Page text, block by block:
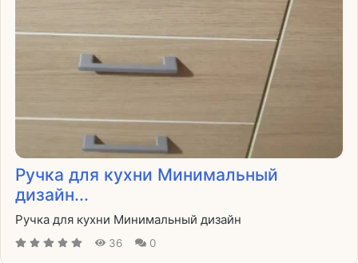
Ручка для кухни Минимальный
дизайн...
Ручка для кухни Минимальный дизайн
36 0